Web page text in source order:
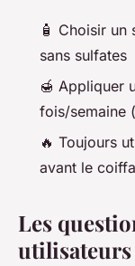
🧴 Choisir
sans sulfates
🍯 Appliquer
fois/semaine
🔥 Toujours
avant le
Les
utilisateurs